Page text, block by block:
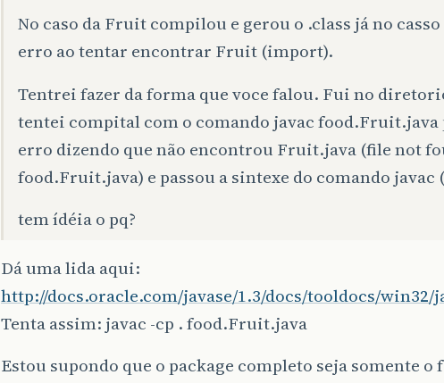
No caso da Fruit compilou e gerou o .class já no casso
erro ao tentar encontrar Fruit (import).
Tentrei fazer da forma que voce falou. Fui no
tentei compital com o comando javac food.Fruit.java
erro dizendo que não encontrou Fruit.java (file not
food.Fruit.java) e passou a sintexe do comando javac
tem ídéia o pq?
Dá uma lida aqui:
http://docs.oracle.com/javase/1.3/docs/tooldocs/win32/
Tenta assim: javac -cp . food.Fruit.java
Estou supondo que o package completo seja somente o